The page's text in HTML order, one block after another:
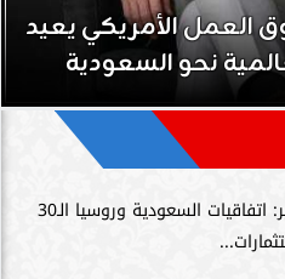
العمل الأمريكي يعيد
نحو السعودية
سامر شقير: اتفاقيات السعودية وروسيا الـ30